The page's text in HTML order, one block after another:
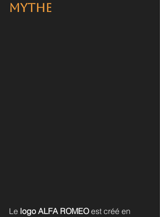
mythe
Le logo ALFA ROMEO est créé en